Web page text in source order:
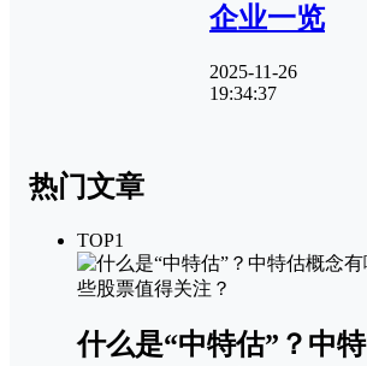
企业一览
2025-11-26
19:34:37
热门文章
TOP1
什么是“中特估”？中特